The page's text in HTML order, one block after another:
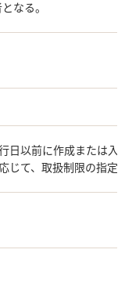
なる。
日以前に作成または
じて、取扱制限の指定